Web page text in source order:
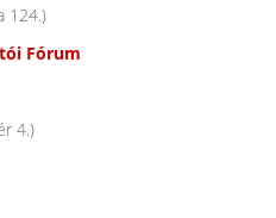
124.)
Fórum
4.)